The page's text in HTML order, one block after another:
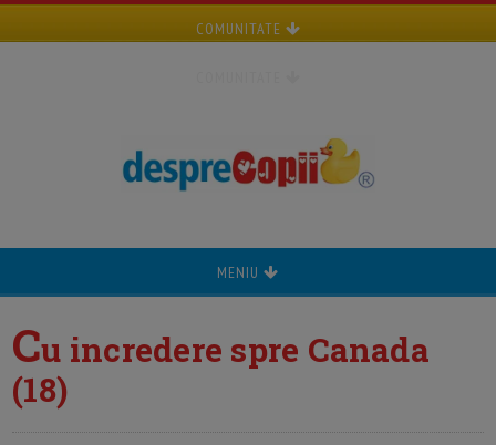
COMUNITATE
MENIU
Cu incredere spre Canada
(18)